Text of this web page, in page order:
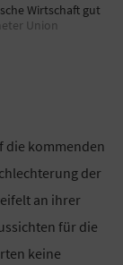
Wirtschaft gut
Union
die kommenden
der
an ihrer
für die
keine